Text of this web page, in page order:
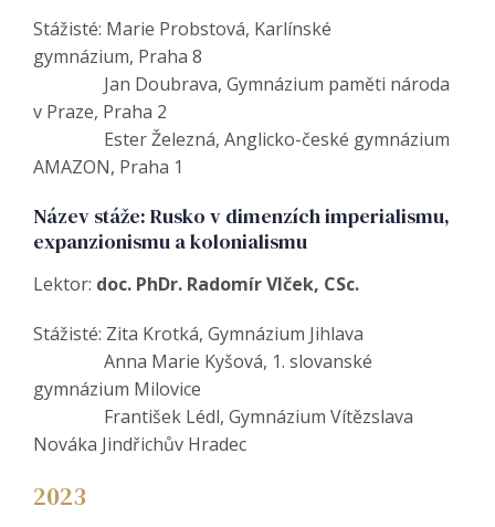
Stážisté: Marie Probstová, Karlínské
gymnázium, Praha 8
Jan Doubrava, Gymnázium paměti národa
v Praze, Praha 2
Ester Železná, Anglicko-české gymnázium
AMAZON, Praha 1
Název stáže: Rusko v dimenzích imperialismu,
expanzionismu a kolonialismu
Lektor: doc. PhDr. Radomír Vlček, CSc.
Stážisté: Zita Krotká, Gymnázium Jihlava
Anna Marie Kyšová, 1. slovanské
gymnázium Milovice
František Lédl, Gymnázium Vítězslava
Nováka Jindřichův Hradec
2023